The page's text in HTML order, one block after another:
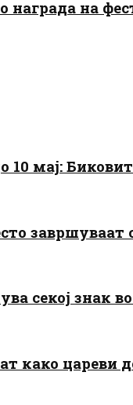
награда на
10 мај:
завршуваат
секој знак
како